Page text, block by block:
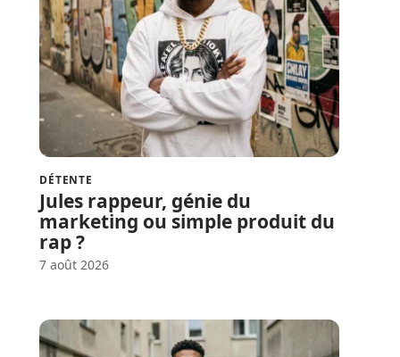
DÉTENTE
Jules rappeur, génie du
marketing ou simple produit du
rap ?
7 août 2026